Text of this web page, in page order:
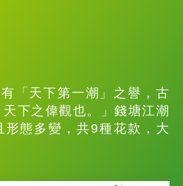
「天下第一潮」之譽，古
下之偉觀也。」錢塘江潮
形態多變，共9種花款，大